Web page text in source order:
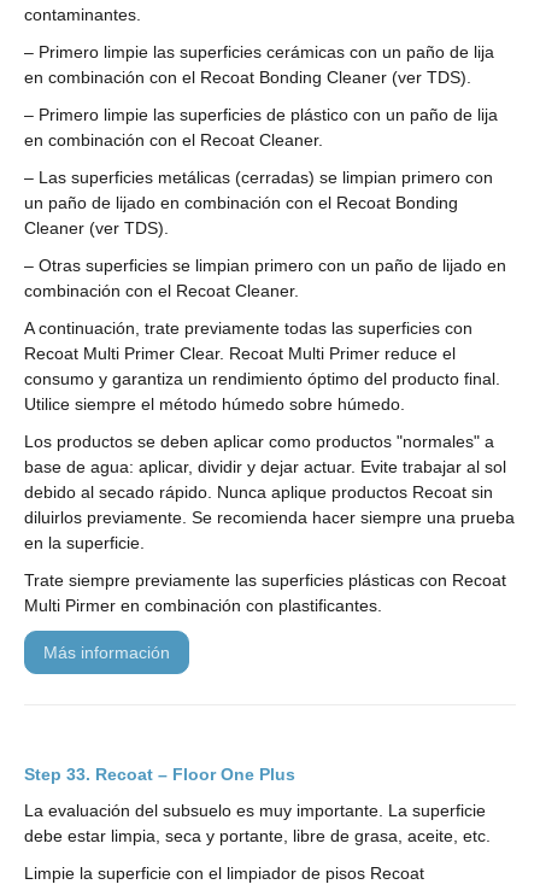
contaminantes.
– Primero limpie las superficies cerámicas con un paño de lija
en combinación con el Recoat Bonding Cleaner (ver TDS).
– Primero limpie las superficies de plástico con un paño de lija
en combinación con el Recoat Cleaner.
– Las superficies metálicas (cerradas) se limpian primero con
un paño de lijado en combinación con el Recoat Bonding
Cleaner (ver TDS).
– Otras superficies se limpian primero con un paño de lijado en
combinación con el Recoat Cleaner.
A continuación, trate previamente todas las superficies con
Recoat Multi Primer Clear. Recoat Multi Primer reduce el
consumo y garantiza un rendimiento óptimo del producto final.
Utilice siempre el método húmedo sobre húmedo.
Los productos se deben aplicar como productos "normales" a
base de agua: aplicar, dividir y dejar actuar. Evite trabajar al sol
debido al secado rápido. Nunca aplique productos Recoat sin
diluirlos previamente. Se recomienda hacer siempre una prueba
en la superficie.
Trate siempre previamente las superficies plásticas con Recoat
Multi Pirmer en combinación con plastificantes.
más información
Recoat – Floor One Plus
La evaluación del subsuelo es muy importante. La superficie
debe estar limpia, seca y portante, libre de grasa, aceite, etc.
Limpie la superficie con el limpiador de pisos Recoat